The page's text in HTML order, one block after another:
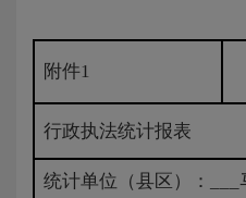
附件1
行政执法统计报表
统计单位（县区）：___